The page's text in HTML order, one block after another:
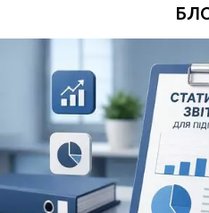
Удобное время для